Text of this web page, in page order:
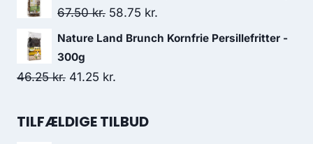
pris
88.75 kr..
pris
67.50kr. Den
oprindelige
var:
58.75 kr.
aktuelle
Nature Land Brunch Kornfrie Persillefritter -
300g
46.25kr. Den
pris
41.25 kr.
pris
TILFÆLDIGE TILBUD